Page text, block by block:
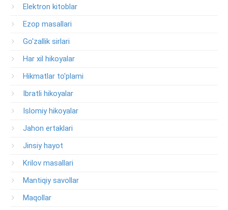
Elektron kitoblar
Ezop masallari
Go'zallik sirlari
Har xil hikoyalar
Hikmatlar to'plami
Ibratli hikoyalar
Islomiy hikoyalar
Jahon ertaklari
Jinsiy hayot
Krilov masallari
Mantiqiy savollar
Maqollar